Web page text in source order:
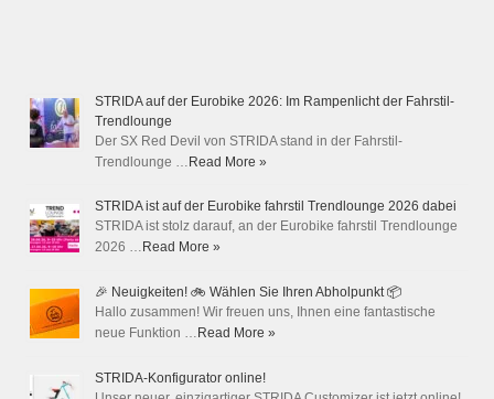
STRIDA auf der Eurobike 2026: Im Rampenlicht der Fahrstil-
Trendlounge
Der SX Red Devil von STRIDA stand in der Fahrstil-
Trendlounge … Read More »
STRIDA ist auf der Eurobike fahrstil Trendlounge 2026 dabei
STRIDA ist stolz darauf, an der Eurobike fahrstil Trendlounge
2026 … Read More »
🎉 Neuigkeiten! 🚲 Wählen Sie Ihren Abholpunkt 📦
Hallo zusammen! Wir freuen uns, Ihnen eine fantastische
neue Funktion … Read More »
STRIDA-Konfigurator online!